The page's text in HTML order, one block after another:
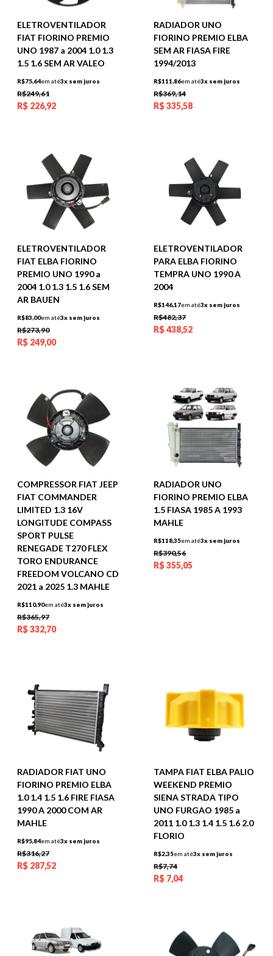
ELETROVENTILADOR
FIAT FIORINO PREMIO
UNO 1987 a 2004 1.0 1.3
1.5 1.6 SEM AR VALEO
R$75,64em até3x sem juros
R$249,61
R$ 226,92
RADIADOR UNO
FIORINO PREMIO ELBA
SEM AR FIASA FIRE
1994/2013
R$111,86em até3x sem juros
R$369,14
R$335,58
ELETROVENTILADOR
FIAT ELBA FIORINO
PREMIO UNO 1990 a
2004 1.0 1.3 1.5 1.6 SEM
AR BAUEN
R$83,00em até3x sem juros
R$273,90
R$ 249,00
ELETROVENTILADOR
PARA ELBA FIORINO
TEMPRA UNO 1990 A
2004
R$146,17em até3x sem juros
R$482,37
R$438,52
COMPRESSOR FIAT JEEP
FIAT COMMANDER
LIMITED 1.3 16V
LONGITUDE COMPASS
SPORT PULSE
RENEGADE T270 FLEX
TORO ENDURANCE
FREEDOM VOLCANO CD
2021 a 2025 1.3 MAHLE
R$110,90em até3x sem juros
R$365,97
R$332,70
RADIADOR UNO
FIORINO PREMIO ELBA
1.5 FIASA 1985 A 1993
MAHLE
R$118,35em até3x sem juros
R$390,56
R$355,05
RADIADOR FIAT UNO
FIORINO PREMIO ELBA
1.0 1.4 1.5 1.6 FIRE FIASA
1990 A 2000 COM AR
MAHLE
R$95,84em até3x sem juros
R$316,27
R$ 287,52
TAMPA FIAT ELBA PALIO
WEEKEND PREMIO
SIENA STRADA TIPO
UNO FURGAO 1985 a
2011 1.0 1.3 1.4 1.5 1.6 2.0
FLORIO
R$2,35em até3x sem juros
R$7,74
R$ 7,04